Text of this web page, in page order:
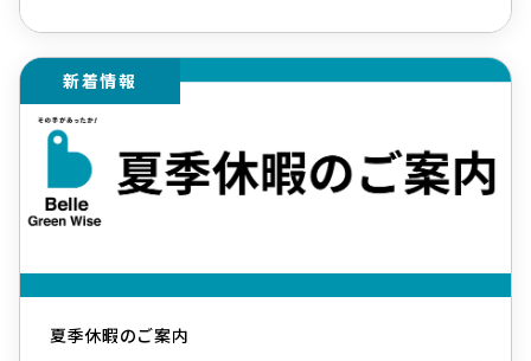
新着情報
夏季休暇のご案内